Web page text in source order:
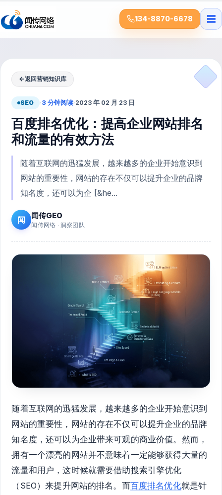
134-8870-6678 ☰
←返回营销知识库
SEO ·3 分钟阅读·2023 年 02 月 23 日
百度排名优化：提高企业网站排名
和流量的有效方法
随着互联网的迅猛发展，越来越多的企业开始意识到
网站的重要性，网站的存在不仅可以提升企业的品牌
知名度，还可以为企 [&he...
闻 闻传GEO
闻传网络 · 洞察团队
随着互联网的迅猛发展，越来越多的企业开始意识到
网站的重要性，网站的存在不仅可以提升企业的品牌
知名度，还可以为企业带来可观的商业价值。然而，
拥有一个漂亮的网站并不意味着一定能够获得大量的
流量和用户，这时候就需要借助搜索引擎优化
（SEO）来提升网站的排名。而百度排名优化就是针